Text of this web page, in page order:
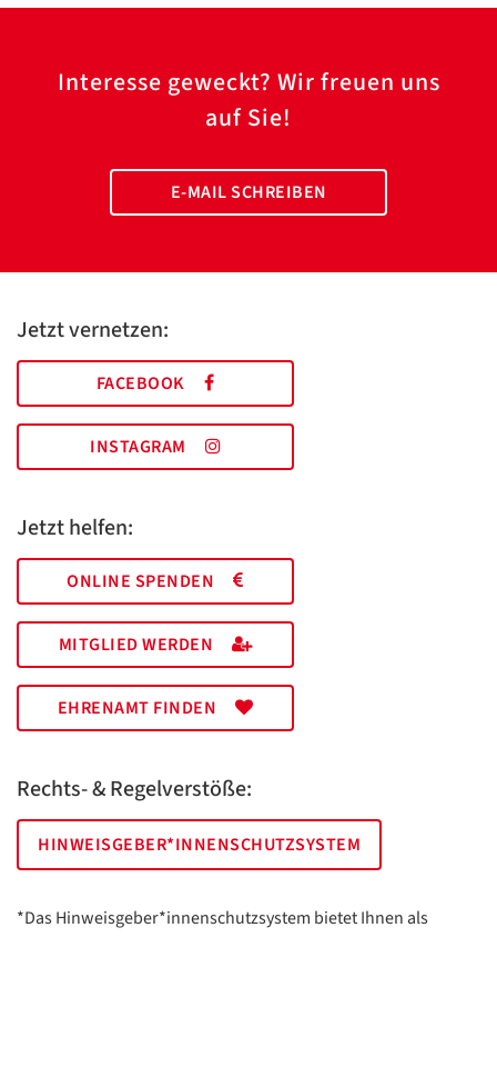
Interesse geweckt? Wir freuen uns
auf Sie!
E-MAIL SCHREIBEN
Jetzt vernetzen:
FACEBOOK
INSTAGRAM
Jetzt helfen:
ONLINE SPENDEN
MITGLIED WERDEN
EHRENAMT FINDEN
Rechts- & Regelverstöße:
HINWEISGEBER*INNENSCHUTZSYSTEM
*Das Hinweisgeber*innenschutzsystem bietet Ihnen als